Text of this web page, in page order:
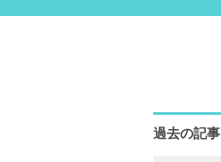
過去の記事